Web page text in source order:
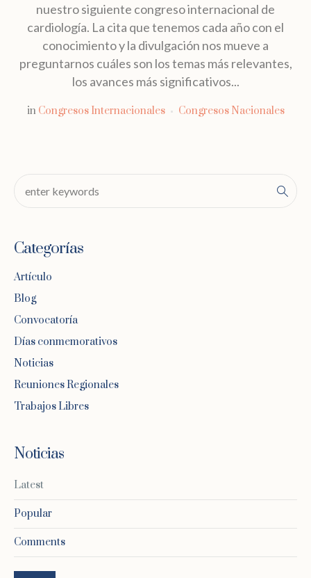
nuestro siguiente congreso internacional de
cardiología. La cita que tenemos cada año con el
conocimiento y la divulgación nos mueve a
preguntarnos cuáles son los temas más relevantes,
los avances más significativos...
in Congresos Internacionales Congresos Nacionales
Categorías
Artículo
Blog
Convocatoría
Días conmemorativos
Noticias
Reuniones Regionales
Trabajos Libres
Noticias
Latest
Popular
Comments